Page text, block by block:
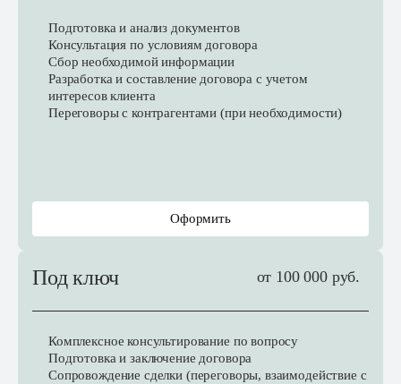
Подготовка и анализ документов
Консультация по условиям договора
Сбор необходимой информации
Разработка и составление договора с учетом
интересов клиента
Переговоры с контрагентами (при необходимости)
Оформить
Под ключ от 100 000 руб.
Комплексное консультирование по вопросу
Подготовка и заключение договора
Сопровождение сделки (переговоры, взаимодействие с